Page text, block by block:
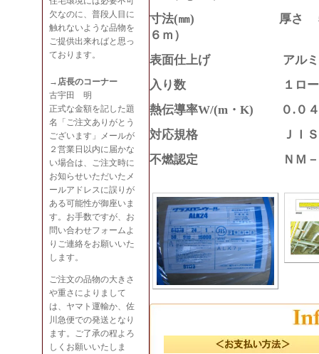
欠なのに、普段人目に
触れないような品物を
ご提供出来ればと思っ
ております。
→店長のコーナー
古宇田 明
正式な金額を記した題
名「ご注文ありがとう
ございます」メールが
２営業日以内に届かな
い場合は、ご注文時に
お知らせいただいたメ
ールアドレスに誤りが
ある可能性が御座いま
す。お手数ですが、お
問い合わせフォームよ
りご連絡をお願いいた
します。
ご注文の品物の大きさ
や重さによりまして
は、ヤマト運輸か、佐
川急便での発送となり
ます。ご了承の程よろ
しくお願いいたしま
寸法(㎜) 厚さ ５０
６ｍ）
表面仕上げ アルミク
入り数 １ロー
熱伝導率W/(m・K) ０.０４
対応規格 ＪＩＳ Ａ
不燃認定 ＮＭ－８